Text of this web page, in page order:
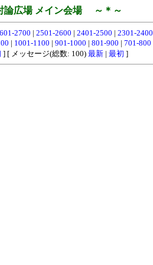
広場 メイン会場 ～＊～
2700 | 2501-2600 | 2401-2500 | 2301-2400
| 1001-1100 | 901-1000 | 801-900 | 701-800
] [ メッセージ(総数: 100) 最新| 最初 ]